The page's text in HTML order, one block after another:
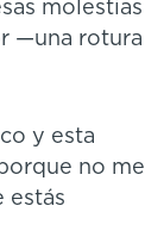
molestias
—una rotura
y esta
no me
estás